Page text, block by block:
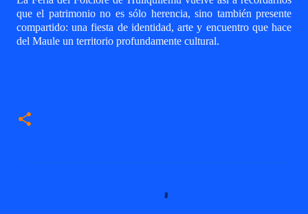
que el patrimonio no es sólo herencia, sino también presente
compartido: una fiesta de identidad, arte y encuentro que hace
del Maule un territorio profundamente cultural.